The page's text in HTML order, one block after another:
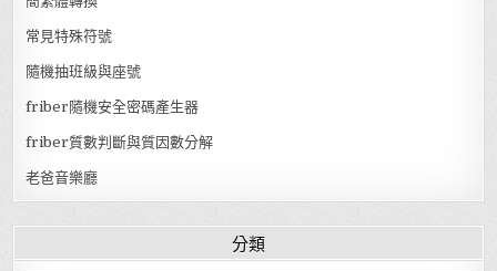
常見特殊符號
隨機抽班級與座號
friber隨機安全密碼產生器
friber質數判斷與質因數分解
老爸音樂廳
分類